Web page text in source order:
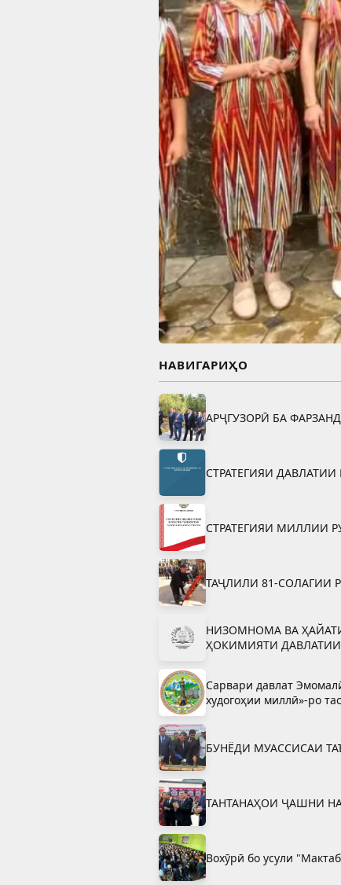
НАВИГАРИҲО
АРҶГУЗОРӢ БА
СТРАТЕГИЯИ
СТРАТЕГИЯИ МИЛЛИИ
ТАҶЛИЛИ 81-СОЛАГИИ
НИЗОМНОМА ВА
ҲОКИМИЯТИ
Сарвари давлат
худогоҳии миллӣ»-ро
БУНЁДИ МУАССИСАИ
ТАНТАНАҲОИ ҶАШНИ
Вохӯрӣ бо усули